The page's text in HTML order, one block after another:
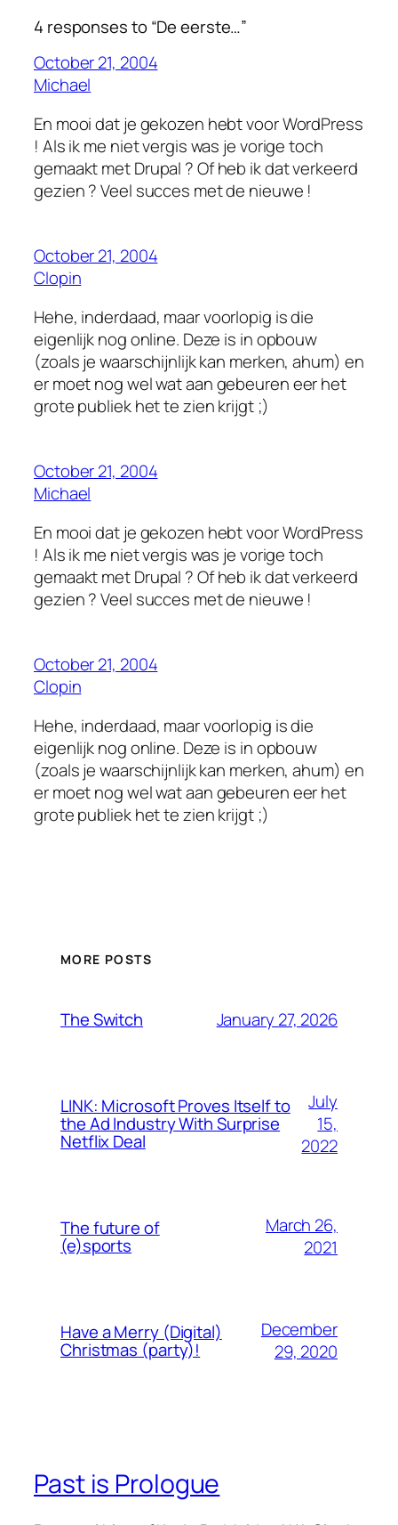
4 responses to “De eerste…”
October 21, 2004
Michael
En mooi dat je gekozen hebt voor WordPress
! Als ik me niet vergis was je vorige toch
gemaakt met Drupal ? Of heb ik dat verkeerd
gezien ? Veel succes met de nieuwe !
October 21, 2004
Clopin
Hehe, inderdaad, maar voorlopig is die
eigenlijk nog online. Deze is in opbouw
(zoals je waarschijnlijk kan merken, ahum) en
er moet nog wel wat aan gebeuren eer het
grote publiek het te zien krijgt ;)
October 21, 2004
Michael
En mooi dat je gekozen hebt voor WordPress
! Als ik me niet vergis was je vorige toch
gemaakt met Drupal ? Of heb ik dat verkeerd
gezien ? Veel succes met de nieuwe !
October 21, 2004
Clopin
Hehe, inderdaad, maar voorlopig is die
eigenlijk nog online. Deze is in opbouw
(zoals je waarschijnlijk kan merken, ahum) en
er moet nog wel wat aan gebeuren eer het
grote publiek het te zien krijgt ;)
MORE POSTS
The Switch January 27, 2026
LINK: Microsoft Proves Itself to
the Ad Industry With Surprise
Netflix Deal
July
15,
2022
The future of
(e)sports
March 26,
2021
Have a Merry (Digital)
Christmas (party)!
December
29, 2020
Past is Prologue